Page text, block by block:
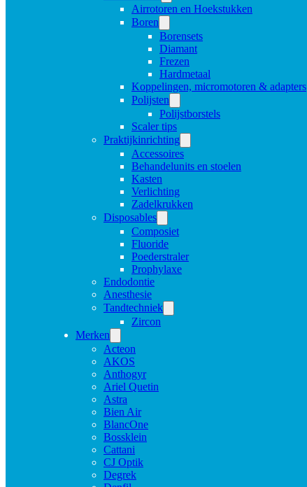
Airrotoren en Hoekstukken
Boren
Borensets
Diamant
Frezen
Hardmetaal
Koppelingen, micromotoren & adapters
Polijsten
Polijstborstels
Scaler tips
Praktijkinrichting
Accessoires
Behandelunits en stoelen
Kasten
Verlichting
Zadelkrukken
Disposables
Composiet
Fluoride
Poederstraler
Prophylaxe
Endodontie
Anesthesie
Tandtechniek
Zircon
Merken
Acteon
AKOS
Anthogyr
Ariel Quetin
Astra
Bien Air
BlancOne
Bossklein
Cattani
CJ Optik
Degrek